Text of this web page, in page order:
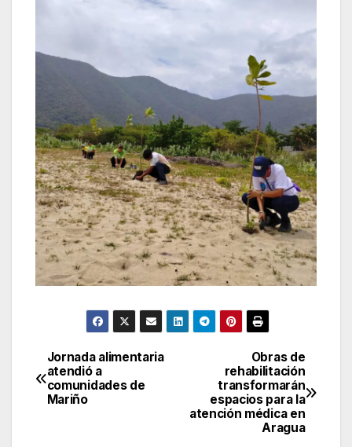
Navegación
de
Obras de
rehabilitación
transformarán
espacios para la
atención médica en
Aragua
Jornada alimentaria
atendió a
comunidades de
Mariño